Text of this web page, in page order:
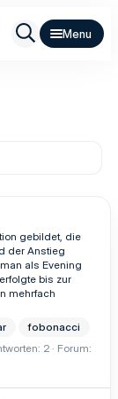
gebildet, die
der Anstieg
als Evening
bis zur
mehrfach
fobonacci
2
Forum: